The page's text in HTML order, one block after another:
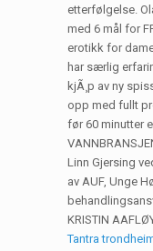
etterfølgelse.
med 6 mål for
erotikk for
har særlig
kjÃ¸p av ny
opp med fullt
før 60 minutter
Linn Gjersing
av AUF, Unge
KRISTIN
Tantra